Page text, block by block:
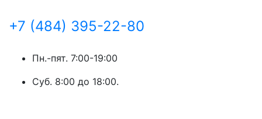
+7 (484) 395-22-80
Пн.-пят. 7:00-19:00
Суб. 8:00 до 18:00.